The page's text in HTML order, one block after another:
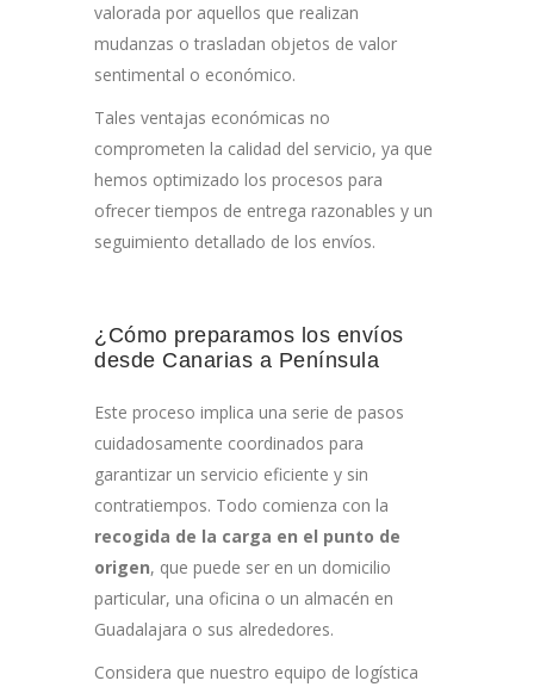
valorada por aquellos que realizan
mudanzas o trasladan objetos de valor
sentimental o económico.
Tales ventajas económicas no
comprometen la calidad del servicio, ya que
hemos optimizado los procesos para
ofrecer tiempos de entrega razonables y un
seguimiento detallado de los envíos.
¿Cómo preparamos los envíos
desde Canarias a Península
Este proceso implica una serie de pasos
cuidadosamente coordinados para
garantizar un servicio eficiente y sin
contratiempos. Todo comienza con la
recogida de la carga en el punto de
origen, que puede ser en un domicilio
particular, una oficina o un almacén en
Guadalajara o sus alrededores.
Considera que nuestro equipo de logística